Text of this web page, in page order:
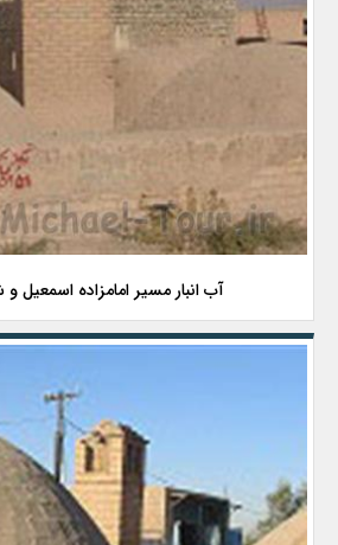
آب انبار مسیر امامزاده